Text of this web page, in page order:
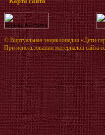
©Виртуальная энциклопедия «Дети-
При использовании материалов сайта